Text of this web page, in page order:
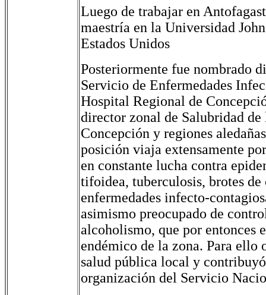
Luego de trabajar en
maestría en la Universidad
Estados Unidos
Posteriormente fue nombrado
Servicio de Enfermedades
Hospital Regional de
director zonal de Salubridad de
Concepción y regiones
posición viaja extensamente
en constante lucha contra
tifoidea, tuberculosis, brotes de
enfermedades infecto-
asimismo preocupado de
alcoholismo, que por entonces
endémico de la zona. Para ello
salud pública local y
organización del Servicio